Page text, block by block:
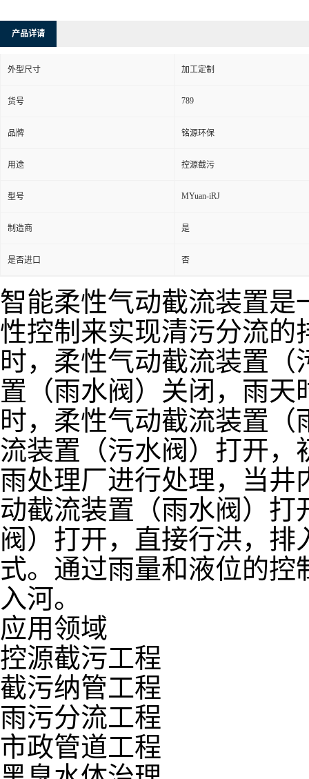
产品详请
外型尺寸 加工定制
货号 789
品牌 铭源环保
用途 控源截污
型号 MYuan-iRJ
制造商 是
是否进口 否
智能柔性气动截流装置是
性控制来实现清污分流的
时，柔性气动截流装置
置（雨水阀）关闭，雨
时，柔性气动截流装置
流装置（污水阀）打开，
雨处理厂进行处理，当
动截流装置（雨水阀）
阀）打开，直接行洪，
式。通过雨量和液位的
入河。
应用领域
控源截污工程
截污纳管工程
雨污分流工程
市政管道工程